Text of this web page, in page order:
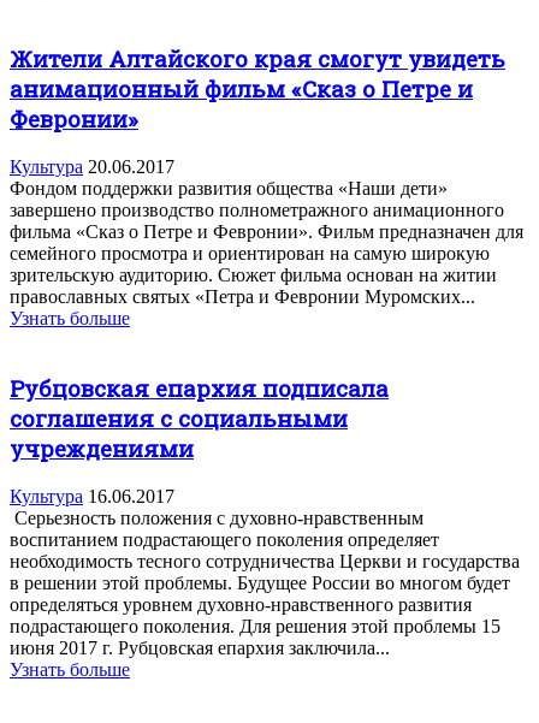
Жители Алтайского края смогут увидеть
анимационный фильм «Сказ о Петре и
Февронии»
Культура 20.06.2017
Фондом поддержки развития общества «Наши дети»
завершено производство полнометражного анимационного
фильма «Сказ о Петре и Февронии». Фильм предназначен для
семейного просмотра и ориентирован на самую широкую
зрительскую аудиторию. Сюжет фильма основан на житии
православных святых «Петра и Февронии Муромских...
Узнать больше
Рубцовская епархия подписала
соглашения с социальными
учреждениями
Культура 16.06.2017
Серьезность положения с духовно-нравственным
воспитанием подрастающего поколения определяет
необходимость тесного сотрудничества Церкви и государства
в решении этой проблемы. Будущее России во многом будет
определяться уровнем духовно-нравственного развития
подрастающего поколения. Для решения этой проблемы 15
июня 2017 г. Рубцовская епархия заключила...
Узнать больше